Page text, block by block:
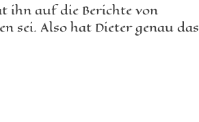
ihn auf die Berichte von
sei. Also hat Dieter genau das